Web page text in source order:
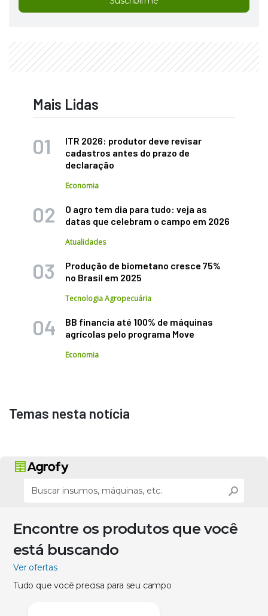
Mais Lidas
ITR 2026: produtor deve revisar
cadastros antes do prazo de
declaração
Economia
O agro tem dia para tudo: veja as
datas que celebram o campo em 2026
Atualidades
Produção de biometano cresce 75%
no Brasil em 2025
Tecnologia Agropecuária
BB financia até 100% de máquinas
agrícolas pelo programa Move
Economia
Temas nesta notícia
Encontre os produtos que você
está buscando
Ver ofertas
Tudo que você precisa para seu campo